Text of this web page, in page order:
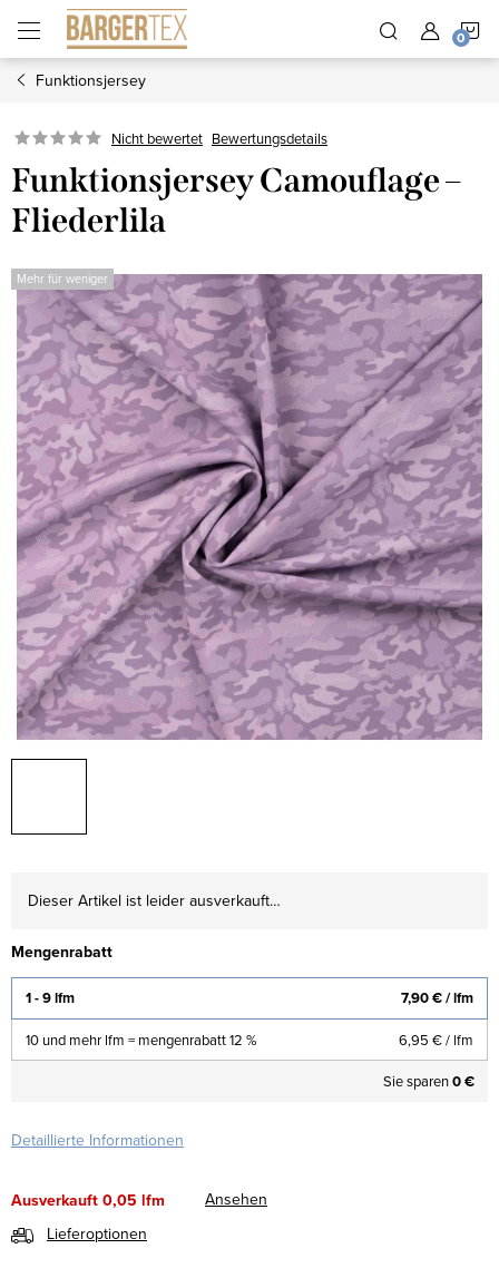
Inhalt
springen
Funktionsjersey
Nicht bewertet Bewertungsdetails
Funktionsjersey Camouflage –
Fliederlila
Mehr für weniger
Dieser Artikel ist leider ausverkauft…
Mengenrabatt
1 - 9 lfm 7,90 €/ lfm
10 und mehr lfm = mengenrabatt 12 % 6,95 €/ lfm
Sie sparen0 €
Detaillierte Informationen
Ausverkauft0,05 lfm
Ansehen
Lieferoptionen